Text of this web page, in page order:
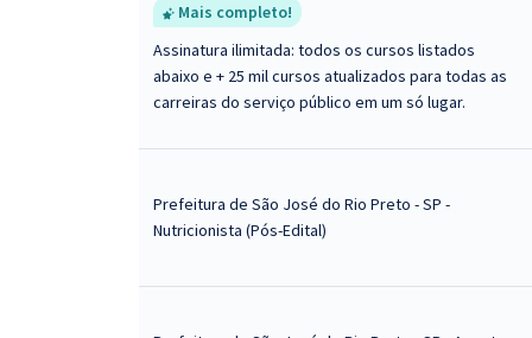
Mais completo!
Assinatura ilimitada: todos os cursos listados
abaixo e + 25 mil cursos atualizados para todas as
carreiras do serviço público em um só lugar.
Prefeitura de São José do Rio Preto - SP -
Nutricionista (Pós-Edital)